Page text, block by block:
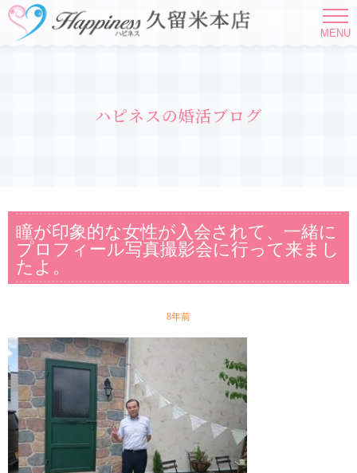
MENU
ハピネスの婚活ブログ
瞳が印象的な女性が入会されて、一緒に
プロフィール写真撮影会に行って来まし
たよ。
8年前